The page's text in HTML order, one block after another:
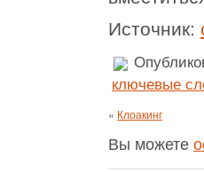
Источник:
ключевые
« Клоакинг
Вы можете